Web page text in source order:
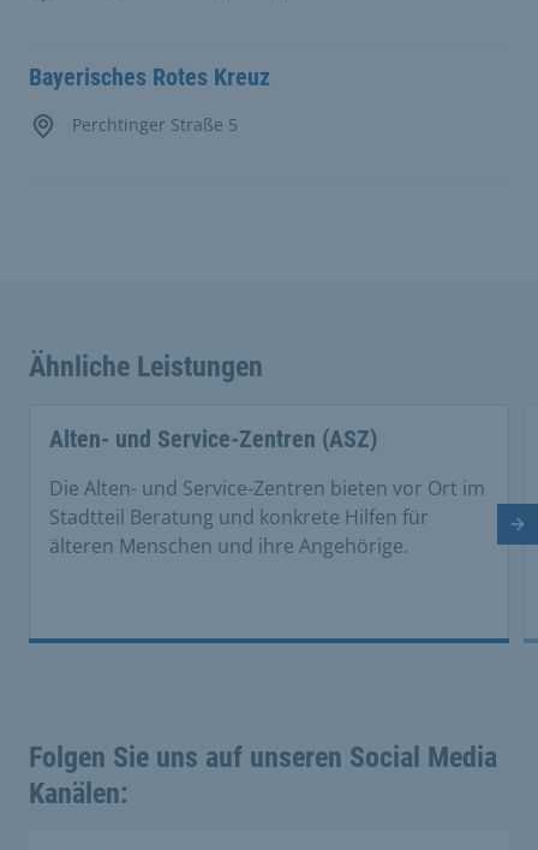
Bayerisches Rotes Kreuz
Perchtinger Straße 5
Ähnliche Leistungen
Alten- und Service-Zentren (ASZ)
Die Alten- und Service-Zentren bieten vor Ort im
Stadtteil Beratung und konkrete Hilfen für
älteren Menschen und ihre Angehörige.
Folgen Sie uns auf unseren Social Media
Kanälen: